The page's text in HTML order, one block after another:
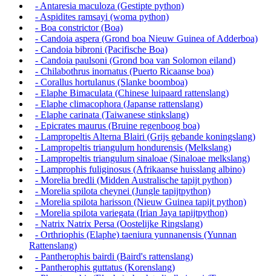
- Antaresia maculoza (Gestipte python)
- Aspidites ramsayi (woma python)
- Boa constrictor (Boa)
- Candoia aspera (Grond boa Nieuw Guinea of Adderboa)
- Candoia bibroni (Pacifische Boa)
- Candoia paulsoni (Grond boa van Solomon eiland)
- Chilabothrus inornatus (Puerto Ricaanse boa)
- Corallus hortulanus (Slanke boomboa)
- Elaphe Bimaculata (Chinese luipaard rattenslang)
- Elaphe climacophora (Japanse rattenslang)
- Elaphe carinata (Taiwanese stinkslang)
- Epicrates maurus (Bruine regenboog boa)
- Lampropeltis Alterna Blairi (Grijs gebande koningslang)
- Lampropeltis triangulum hondurensis (Melkslang)
- Lampropeltis triangulum sinaloae (Sinaloae melkslang)
- Lamprophis fuliginosus (Afrikaanse huisslang albino)
- Morelia bredli (Midden Australische tapijt python)
- Morelia spilota cheynei (Jungle tapijtpython)
- Morelia spilota harisson (Nieuw Guinea tapijt python)
- Morelia spilota variegata (Irian Jaya tapijtpython)
- Natrix Natrix Persa (Oostelijke Ringslang)
- Orthriophis (Elaphe) taeniura yunnanensis (Yunnan
Rattenslang)
- Pantherophis bairdi (Baird's rattenslang)
- Pantherophis guttatus (Korenslang)